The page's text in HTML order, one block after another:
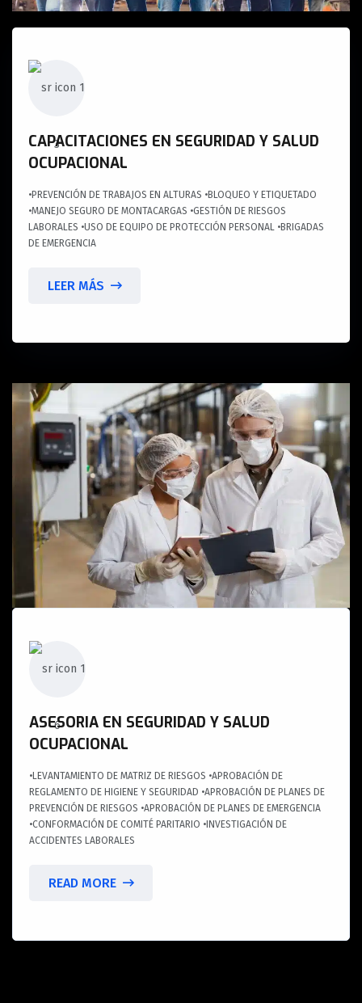
CAPACITACIONES EN SEGURIDAD Y SALUD
OCUPACIONAL
•PREVENCIÓN DE TRABAJOS EN ALTURAS •BLOQUEO Y ETIQUETADO
•MANEJO SEGURO DE MONTACARGAS •GESTIÓN DE RIESGOS
LABORALES •USO DE EQUIPO DE PROTECCIÓN PERSONAL •BRIGADAS
DE EMERGENCIA
LEER MÁS
ASESORIA EN SEGURIDAD Y SALUD
OCUPACIONAL
•LEVANTAMIENTO DE MATRIZ DE RIESGOS •APROBACIÓN DE
REGLAMENTO DE HIGIENE Y SEGURIDAD •APROBACIÓN DE PLANES DE
PREVENCIÓN DE RIESGOS •APROBACIÓN DE PLANES DE EMERGENCIA
•CONFORMACIÓN DE COMITÉ PARITARIO •INVESTIGACIÓN DE
ACCIDENTES LABORALES
READ MORE